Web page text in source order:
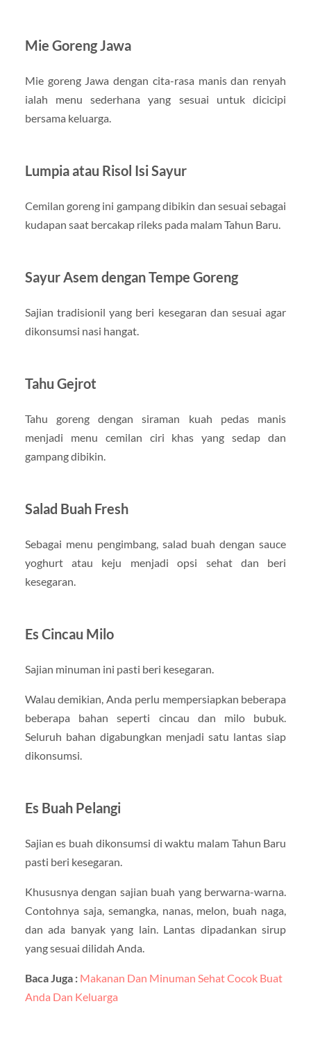
Mie Goreng Jawa
Mie goreng Jawa dengan cita-rasa manis dan renyah
ialah menu sederhana yang sesuai untuk dicicipi
bersama keluarga.
Lumpia atau Risol Isi Sayur
Cemilan goreng ini gampang dibikin dan sesuai sebagai
kudapan saat bercakap rileks pada malam Tahun Baru.
Sayur Asem dengan Tempe Goreng
Sajian tradisionil yang beri kesegaran dan sesuai agar
dikonsumsi nasi hangat.
Tahu Gejrot
Tahu goreng dengan siraman kuah pedas manis
menjadi menu cemilan ciri khas yang sedap dan
gampang dibikin.
Salad Buah Fresh
Sebagai menu pengimbang, salad buah dengan sauce
yoghurt atau keju menjadi opsi sehat dan beri
kesegaran.
Es Cincau Milo
Sajian minuman ini pasti beri kesegaran.
Walau demikian, Anda perlu mempersiapkan beberapa
beberapa bahan seperti cincau dan milo bubuk.
Seluruh bahan digabungkan menjadi satu lantas siap
dikonsumsi.
Es Buah Pelangi
Sajian es buah dikonsumsi di waktu malam Tahun Baru
pasti beri kesegaran.
Khususnya dengan sajian buah yang berwarna-warna.
Contohnya saja, semangka, nanas, melon, buah naga,
dan ada banyak yang lain. Lantas dipadankan sirup
yang sesuai dilidah Anda.
Baca Juga : Makanan Dan Minuman Sehat Cocok Buat
Anda Dan Keluarga